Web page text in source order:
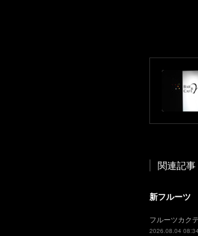
関連記事
新フルーツ
フルーツカク
2026.08.04 08:34